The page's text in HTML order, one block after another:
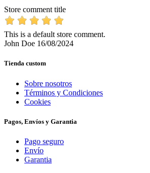
Store comment title
This is a default store comment.
John Doe 16/08/2024
Tienda custom
Sobre nosotros
Términos y Condiciones
Cookies
Pagos, Envíos y Garantia
Pago seguro
Envío
Garantia